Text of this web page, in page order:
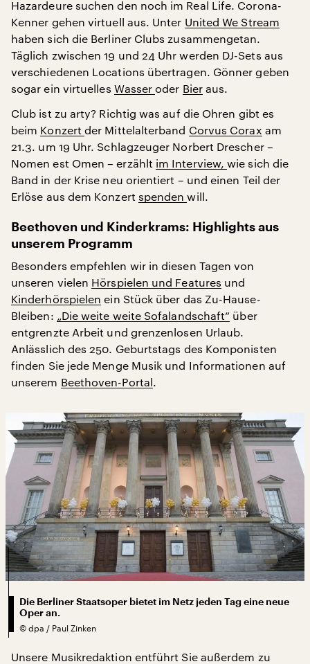
Hazardeure suchen den noch im Real Life. Corona-
Kenner gehen virtuell aus. Unter United We Stream
haben sich die Berliner Clubs zusammengetan.
Täglich zwischen 19 und 24 Uhr werden DJ-Sets aus
verschiedenen Locations übertragen. Gönner geben
sogar ein virtuelles Wasseroder Bieraus.
Club ist zu arty? Richtig was auf die Ohren gibt es
beim Konzertder Mittelalterband Corvus Corax am
21.3. um 19 Uhr. Schlagzeuger Norbert Drescher –
Nomen est Omen – erzählt im Interview,wie sich die
Band in der Krise neu orientiert – und einen Teil der
Erlöse aus dem Konzert spendenwill.
Beethoven und Kinderkrams: Highlights aus
unserem Programm
Besonders empfehlen wir in diesen Tagen von
unseren vielen Hörspielen und Features und
Kinderhörspielen ein Stück über das Zu-Hause-
Bleiben: „Die weite weite Sofalandschaft“ über
entgrenzte Arbeit und grenzenlosen Urlaub.
Anlässlich des 250. Geburtstags des Komponisten
finden Sie jede Menge Musik und Informationen auf
unserem Beethoven-Portal.
Die Berliner Staatsoper bietet im Netz jeden Tag eine neue
Oper an.
© dpa / Paul Zinken
Unsere Musikredaktion entführt Sie außerdem zu